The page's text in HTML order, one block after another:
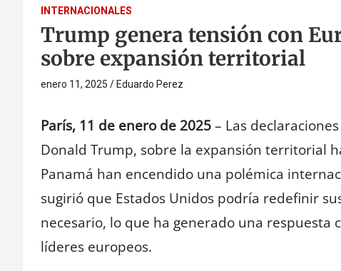
INTERNACIONALES
Trump genera tensión con
sobre expansión territorial
enero 11, 2025 Eduardo Perez
París, 11 de enero de 2025– Las
Donald Trump, sobre la expansión territorial
Panamá han encendido una polémica
sugirió que Estados Unidos podría redefinir
necesario, lo que ha generado una
líderes europeos.